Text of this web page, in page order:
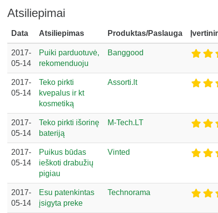
Atsiliepimai
Data Atsiliepimas Produktas/Paslauga
2017-
05-14
Puiki parduotuvė,
rekomenduoju
Banggood
2017-
05-14
Teko pirkti
kvepalus ir kt
kosmetiką
Assorti.lt
2017-
05-14
Teko pirkti išorinę
bateriją
M-Tech.LT
2017-
05-14
Puikus būdas
ieškoti drabužių
pigiau
Vinted
2017-
05-14
Esu patenkintas
įsigyta preke
Technorama